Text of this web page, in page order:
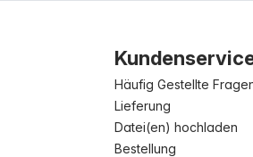
Häufig Gestellte
Lieferung
Datei(en) hochladen
Bestellung